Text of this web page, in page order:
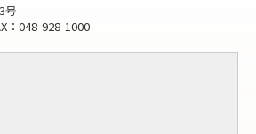
号
：048-928-1000